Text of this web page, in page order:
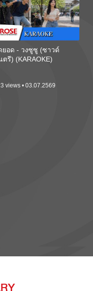
ยอด - วงซูซู (ซาวด์
ตรี) (KARAOKE)
views • 03.07.2569